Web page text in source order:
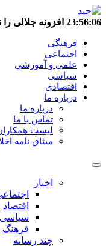
23:56:07 افزونه جلالی
فرهنگی
اجتماعی
علمی و آموزشی
سیاسی
اقتصادی
درباره ما
درباره ما
تماس با ما
لیست
میثاق نامه
اخبار
اقتصاد
سیاسی
فرهنگ
چند رسانه